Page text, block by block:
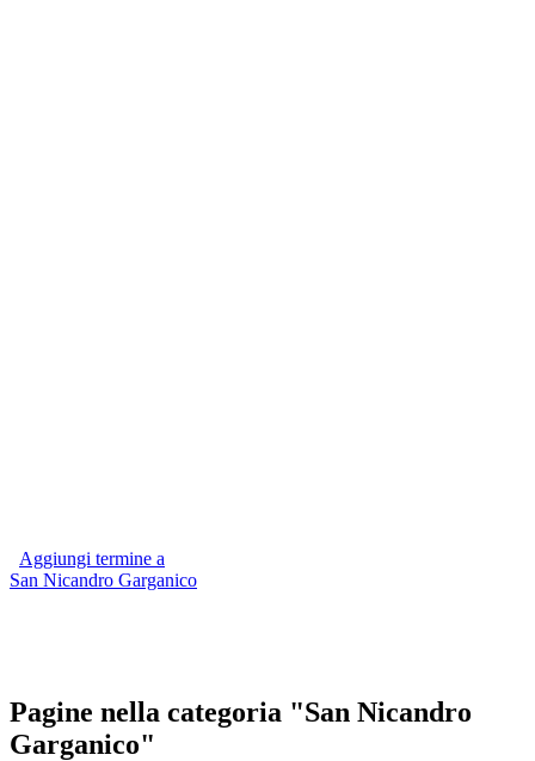
Aggiungi termine a
San Nicandro Garganico
Pagine nella categoria "San Nicandro
Garganico"